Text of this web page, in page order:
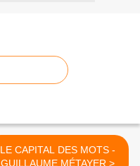
LE CAPITAL DES MOTS -
GUILLAUME MÉTAYER >